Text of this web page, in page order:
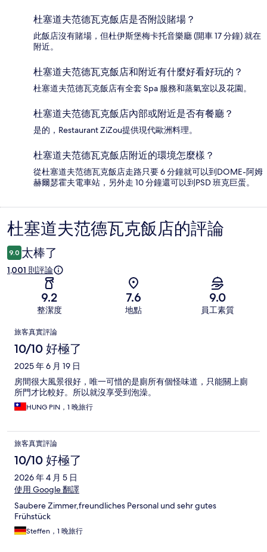
杜塞道夫范德瓦克飯店是否附設賭場？
此飯店沒有賭場，但杜伊斯堡梅卡托音樂廳 (開車 17 分鐘) 就在
附近。
杜塞道夫范德瓦克飯店和附近有什麼好看好玩的？
杜塞道夫范德瓦克飯店有全套 Spa 服務和蒸氣室以及花園。
杜塞道夫范德瓦克飯店內部或附近是否有餐廳？
是的，Restaurant ZiZou提供現代歐洲料理。
杜塞道夫范德瓦克飯店附近的環境怎麼樣？
從杜塞道夫范德瓦克飯店走路只要 6 分鐘就可以到DOME-阿姆
赫爾瑟霍夫電車站，另外走 10 分鐘還可以到PSD 班克巨蛋。
評
論
杜塞道夫范德瓦克飯店的評論
9.0 太棒了
1,001 則評論
9.2
整潔度
7.6
地點
9.0
員工素質
評
論
旅客真實評論
10/10 好極了
2025 年 6 月 19 日
房間很大風景很好，唯一可惜的是廁所有個怪味道，只能關上廁
所門才比較好。所以就沒享受到泡澡。
HUNG PIN，1 晚旅行
旅客真實評論
10/10 好極了
2026 年 4 月 5 日
使用 Google 翻譯
Saubere Zimmer,freundliches Personal und sehr gutes
Frühstück
Steffen，1 晚旅行